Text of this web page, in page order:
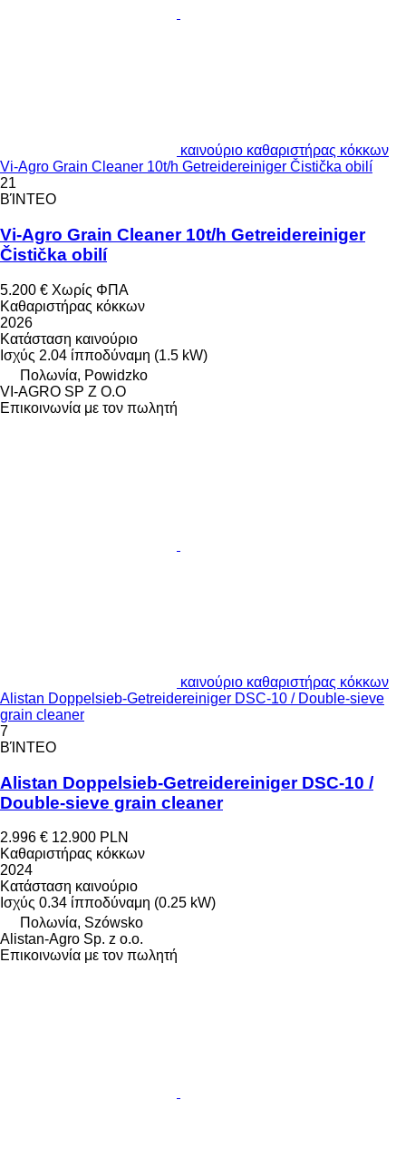
καινούριο καθαριστήρας κόκκων
Vi-Agro Grain Cleaner 10t/h Getreidereiniger Čistička obilí
21
ΒΊΝΤΕΟ
Vi-Agro Grain Cleaner 10t/h Getreidereiniger
Čistička obilí
5.200 € Χωρίς ΦΠΑ
Καθαριστήρας κόκκων
2026
Κατάσταση καινούριο
Ισχύς 2.04 ίπποδύναμη (1.5 kW)
Πολωνία, Powidzko
VI-AGRO SP Z O.O
Επικοινωνία με τον πωλητή
καινούριο καθαριστήρας κόκκων
Alistan Doppelsieb-Getreidereiniger DSC-10 / Double-sieve
grain cleaner
7
ΒΊΝΤΕΟ
Alistan Doppelsieb-Getreidereiniger DSC-10 /
Double-sieve grain cleaner
2.996 € 12.900 PLN
Καθαριστήρας κόκκων
2024
Κατάσταση καινούριο
Ισχύς 0.34 ίπποδύναμη (0.25 kW)
Πολωνία, Szówsko
Alistan-Agro Sp. z o.o.
Επικοινωνία με τον πωλητή